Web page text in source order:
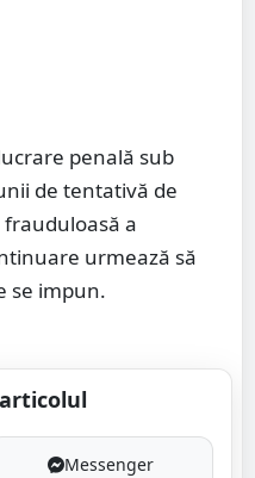
penală sub
de tentativă de
a
urmează să
se impun.
Messenger